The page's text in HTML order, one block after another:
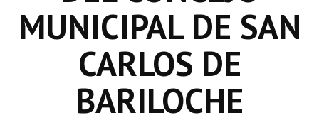
Datos Históricos
Premio al Mérito - Registro
Audiencias Públicas - Registro
Mujeres que Dejaron Huellas - Registro
MUNICIPAL DE SAN
CARLOS DE
BARILOCHE